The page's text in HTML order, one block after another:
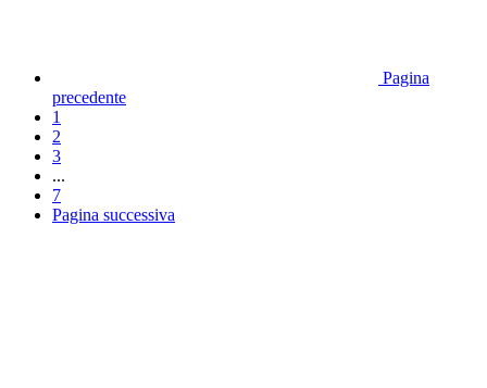
Pagina
precedente
1
2
3
...
7
Pagina successiva